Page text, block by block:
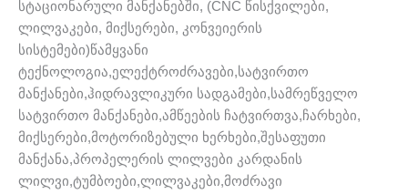
სტაციონარული მანქანებში, (CNC წისქვილები,
ლილვაკები, მიქსერები, კონვეიერის
სისტემები)წამყვანი
ტექნოლოგია,ელექტროძრავები,სატვირთო
მანქანები,ჰიდრავლიკური სადგამები,სამრეწველო
სატვირთო მანქანები,ამწეების ჩატვირთვა,ჩარხები,
მიქსერები,მოტორიზებული ხერხები,შესაფუთი
მანქანა,პროპელერის ლილვები კარდანის
ლილვი,ტუმბოები,ლილვაკები,მოძრავი